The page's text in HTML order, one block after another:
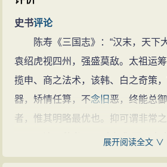
迎回文姬
曹操在平定北方后，出于对故人
念，“痛其无嗣”，于是派遣使者用金
回国中，重嫁给陈留人董祀，并让
四百余篇，为中国文化的传播作出了
横槊赋诗
二年征三郡乌桓时。该诗包括“艳”（
着重写了诗人出征时的复杂心情。
途经碣石时的观感；二解“冬十月”、
途中见闻；四解“龟虽寿”，写取得
的思想 活动。其中“观沧海”描写大海
波涌起，日月之行，若出其中；星汉
气势磅礴，格调雄放，映衬出诗人
的阔大胸怀。“龟虽寿”以一系列生动
而且任性好侠、放荡不羁，不修品
以当时的人不认为他有什么特别的
玄等人认为他不平凡，桥玄对曹操
世之才不能济也，能安之者，其在
说：“汉室将亡，安天下者，必此人
人著称，他也曾对曹操说过：“君清
”。孙盛《异同杂语
史书评论
陈寿《三国志》：“汉末，天下
袁绍虎视四州，强盛莫敌。太祖运
揽申、商之法术，该韩、白之奇策
器，矫情任算，不念旧恶，终能总
者，惟其明略最优也。抑可谓非常
王沈《魏书》：“太祖御军三十余
则讲武策，夜则思经传。登高必赋
展开阅读全文 ∨